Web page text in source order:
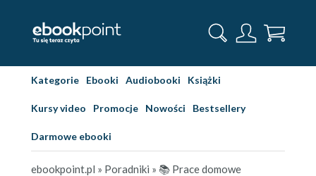
Kategorie Ebooki Audiobooki Książki
Kursy video Promocje Nowości Bestsellery
Darmowe ebooki
ebookpoint.pl » Poradniki » 📚 Prace domowe